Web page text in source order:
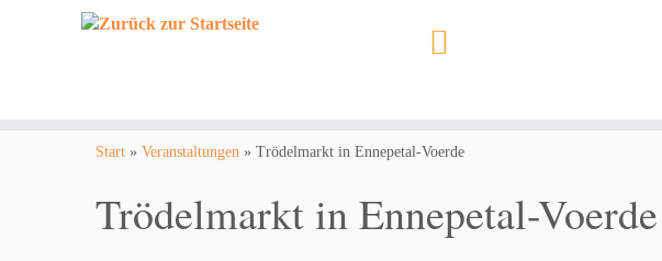
Start » Veranstaltungen » Trödelmarkt in Ennepetal-Voerde
Trödelmarkt in Ennepetal-Voerde